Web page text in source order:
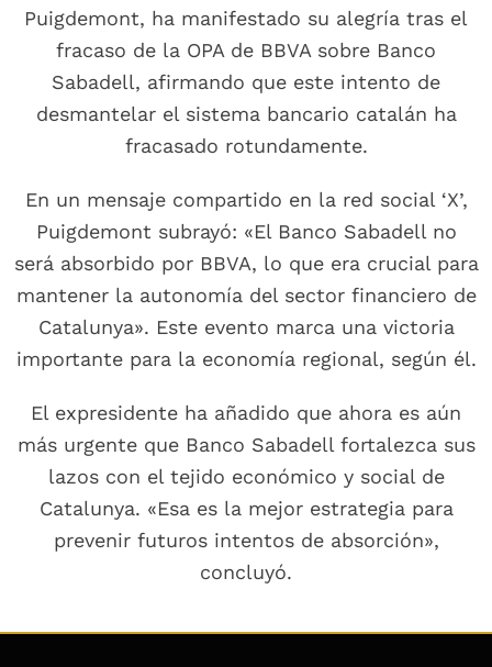
Puigdemont, ha manifestado su alegría tras el
fracaso de la OPA de BBVA sobre Banco
Sabadell, afirmando que este intento de
desmantelar el sistema bancario catalán ha
fracasado rotundamente.
En un mensaje compartido en la red social ‘X’,
Puigdemont subrayó: «El Banco Sabadell no
será absorbido por BBVA, lo que era crucial para
mantener la autonomía del sector financiero de
Catalunya». Este evento marca una victoria
importante para la economía regional, según él.
El expresidente ha añadido que ahora es aún
más urgente que Banco Sabadell fortalezca sus
lazos con el tejido económico y social de
Catalunya. «Esa es la mejor estrategia para
prevenir futuros intentos de absorción»,
concluyó.